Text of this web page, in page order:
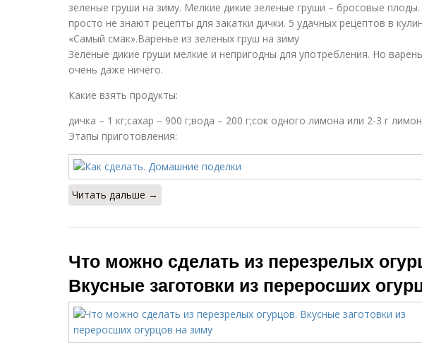
зеленые груши на зиму. Мелкие дикие зеленые груши – бросовые
просто не знают рецепты для закатки дички. 5 удачных рецептов в
«Самый смак».Варенье из зеленых груш на зиму
Зеленые дикие груши мелкие и непригодны для употребления. Но
очень даже ничего.
Какие взять продукты:
дичка – 1 кг;сахар – 900 г;вода – 200 г;сок одного лимона или 2-3 г
Этапы приготовления:
Читать дальше →
Что можно сделать из перезрелых
Вкусные заготовки из переросших